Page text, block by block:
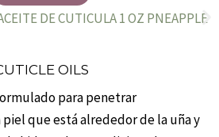
OILS
para penetrar
que está alrededor de la uña y